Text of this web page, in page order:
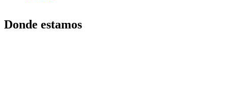
Donde estamos